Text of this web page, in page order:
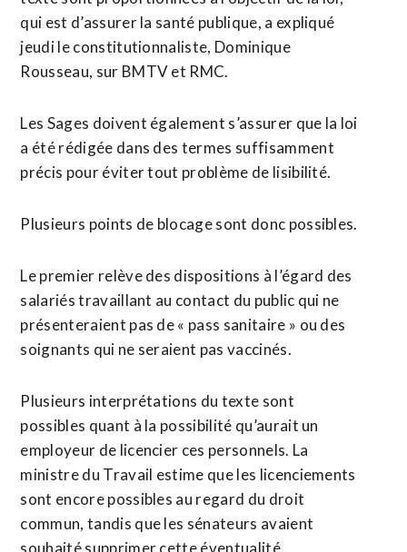
qui est d’assurer la santé publique, a expliqué
jeudi le constitutionnaliste, Dominique
Rousseau, sur BMTV et RMC.
Les Sages doivent également s’assurer que la loi
a été rédigée dans des termes suffisamment
précis pour éviter tout problème de lisibilité.
Plusieurs points de blocage sont donc possibles.
Le premier relève des dispositions à l’égard des
salariés travaillant au contact du public qui ne
présenteraient pas de « pass sanitaire » ou des
soignants qui ne seraient pas vaccinés.
Plusieurs interprétations du texte sont
possibles quant à la possibilité qu’aurait un
employeur de licencier ces personnels. La
ministre du Travail estime que les licenciements
sont encore possibles au regard du droit
commun, tandis que les sénateurs avaient
souhaité supprimer cette éventualité.